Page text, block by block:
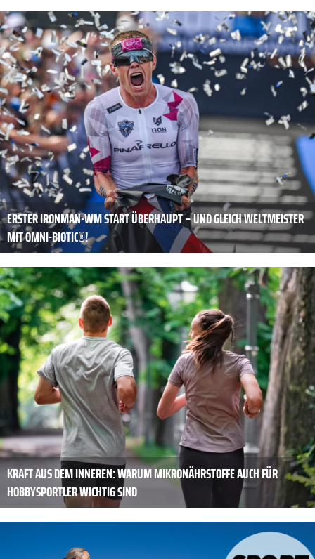
ERSTER IRONMAN-WM START ÜBERHAUPT – UND GLEICH WELTMEISTER
MIT OMNI-BIOTIC®!
KRAFT AUS DEM ­INNEREN: WARUM MIKRONÄHRSTOFFE AUCH FÜR
HOBBYSPORTLER WICHTIG SIND